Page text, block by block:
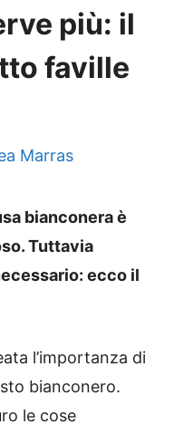
più: il
faville
Marras
bianconera è
Tuttavia
ecco il
l’importanza di
bianconero.
le cose